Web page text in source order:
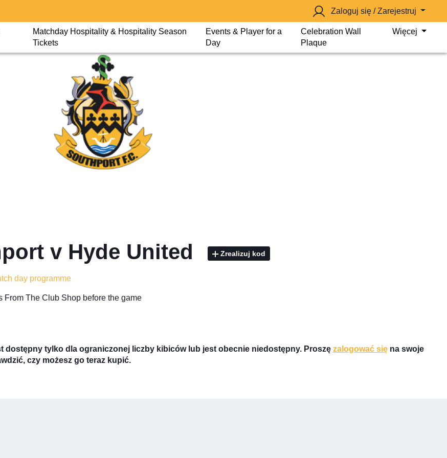
Zaloguj się / Zarejestruj
Matchday Hospitality & Hospitality Season
Tickets
Events & Player for a
Day
Celebration Wall
Plaque
Więcej
v Hyde United Zrealizuj kod
day programme
From The Club Shop before the game
dostępny tylko dla ograniczonej liczby kibiców lub jest obecnie niedostępny. Proszę zalogować się na swoje
czy możesz go teraz kupić.